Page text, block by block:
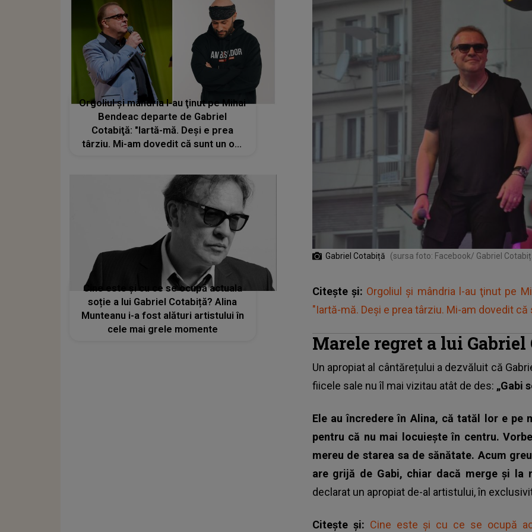
Gabriel Cotabiță (sursa foto: Facebook/ Gabriel
Citește și: Orgoliul și mândria l-au ţinut pe
"Iartă-mă. Deși e prea târziu. Mi-am dovedit
Marele regret a lui Gabriel
Un apropiat al cântărețului a dezvăluit că
fiicele sale nu îl mai vizitau atât de des: „Gabi
Ele au încredere în Alina, că tatăl lor e pe
pentru că nu mai locuiește în centru.
mereu de starea sa de sănătate. Acum
are grijă de Gabi, chiar dacă merge și la
declarat un apropiat de-al artistului, în
Citește și: Cine este și cu ce se ocupă
Orgoliul și mândria l-au ţinut pe Mihai
Bendeac departe de Gabriel
Cotabiţă: "Iartă-mă. Deși e prea
târziu. Mi-am dovedit că sunt un om
Cine este și cu ce se ocupă actuala
soție a lui Gabriel Cotabiță? Alina
Munteanu i-a fost alături artistului în
cele mai grele momente